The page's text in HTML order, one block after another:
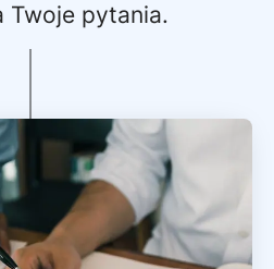
Twoje pytania.